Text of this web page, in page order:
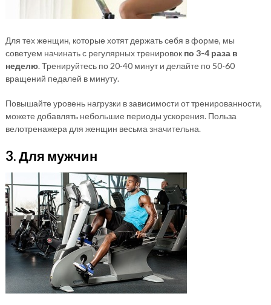
Для тех женщин, которые хотят держать себя в форме, мы
советуем начинать с регулярных тренировок по 3-4 раза в
неделю. Тренируйтесь по 20-40 минут и делайте по 50-60
вращений педалей в минуту.
Повышайте уровень нагрузки в зависимости от тренированности,
можете добавлять небольшие периоды ускорения. Польза
велотренажера для женщин весьма значительна.
3. Для мужчин